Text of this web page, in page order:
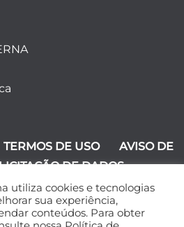
TERMOS DE USO
AVISO DE
DE DADOS
Todos os
utiliza cookies e tecnologias
sua experiência,
conteúdos. Para obter